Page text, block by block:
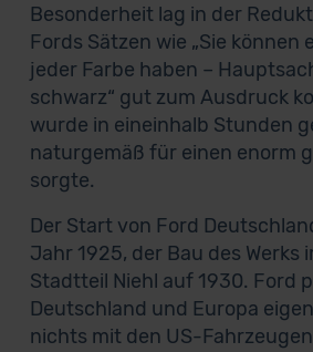
Besonderheit lag in der
Fords Sätzen wie „Sie können
jeder Farbe haben –
schwarz“ gut zum Ausdruck
wurde in eineinhalb Stunden
naturgemäß für einen enorm
sorgte.
Der Start von Ford
Jahr 1925, der Bau des Werks
Stadtteil Niehl auf 1930. Ford
Deutschland und Europa
nichts mit den US-